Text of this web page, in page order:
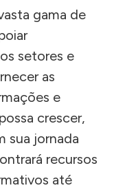
gama de
setores e
as
e
crescer,
sua jornada
recursos
até